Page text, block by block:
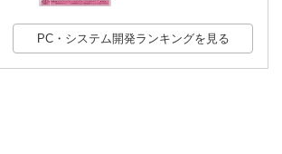
PC・システム開発ランキングを見る